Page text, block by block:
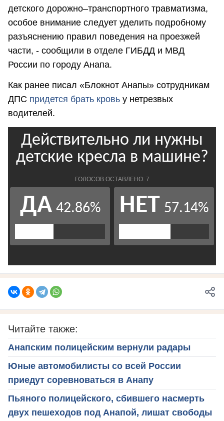
детского дорожно–транспортного травматизма,
особое внимание следует уделить подробному
разъяснению правил поведения на проезжей
части, - сообщили в отделе ГИБДД и МВД
России по городу Анапа.
Как ранее писал «Блокнот Анапы» сотрудникам
ДПС придется брать кровь у нетрезвых
водителей.
Читайте также:
Анапским полицейским вернули радары
Юные автомобилисты со всей России
приедут соревноваться в Анапу
Пьяного полицейского, сбившего насмерть
двух пешеходов под Анапой, лишат свободы